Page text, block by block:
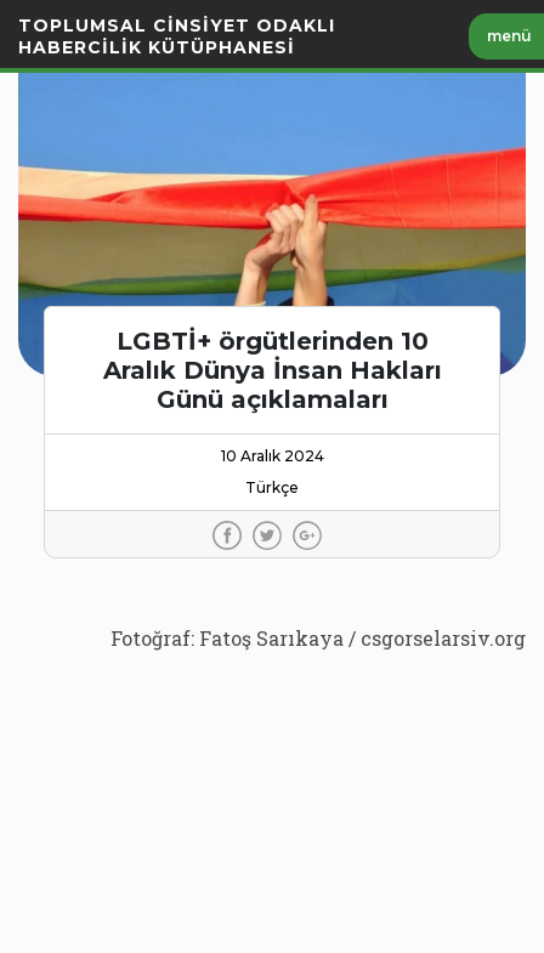
Geç
TOPLUMSAL CİNSİYET ODAKLI
HABERCİLİK KÜTÜPHANESİ
menü
LGBTİ+ örgütlerinden 10
Aralık Dünya İnsan Hakları
Günü açıklamaları
10 Aralık 2024
Türkçe
Fotoğraf: Fatoş Sarıkaya / csgorselarsiv.org